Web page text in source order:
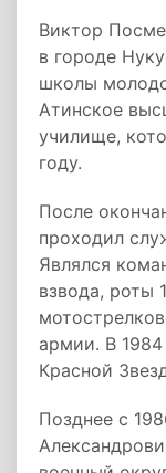
Виктор
в городе
школы
Атинское
училище,
году.
После
проходил
Являлся
взвода, роты
армии. В
Красной
Позднее с